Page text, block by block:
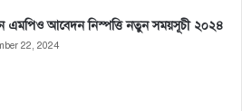
এমপিও আবেদন নিস্পত্তি নতুন সময়সূচী ২০২৪
22, 2024